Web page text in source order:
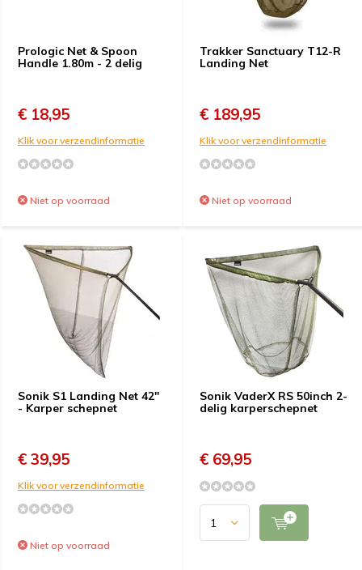
Prologic Net & Spoon
Handle 1.80m - 2 delig
€ 18,95
Klik voor verzendinformatie
Niet op voorraad
Trakker Sanctuary T12-R
Landing Net
€ 189,95
Klik voor verzendinformatie
Niet op voorraad
Sonik S1 Landing Net 42"
- Karper schepnet
€ 39,95
Klik voor verzendinformatie
Niet op voorraad
Sonik VaderX RS 50inch 2-
delig karperschepnet
€ 69,95